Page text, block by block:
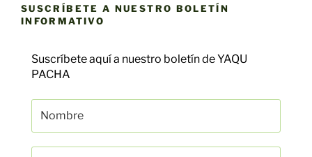
SUSCRÍBETE A NUESTRO BOLETÍN
INFORMATIVO
Suscríbete aquí a nuestro boletín de YAQU
PACHA